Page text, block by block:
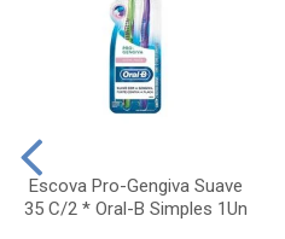
Escova Pro-Gengiva Suave
35 C/2 * Oral-B Simples 1Un